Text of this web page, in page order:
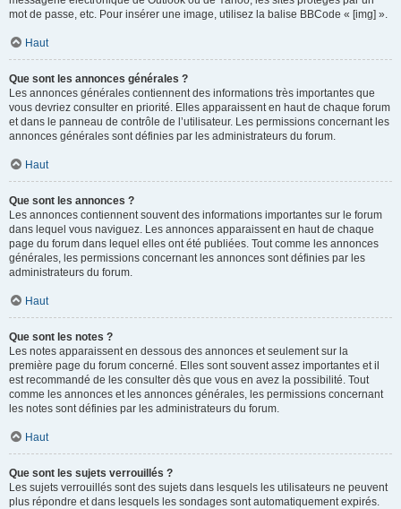
mot de passe, etc. Pour insérer une image, utilisez la balise BBCode « [img] ».
Haut
Que sont les annonces générales ?
Les annonces générales contiennent des informations très importantes que
vous devriez consulter en priorité. Elles apparaissent en haut de chaque forum
et dans le panneau de contrôle de l’utilisateur. Les permissions concernant les
annonces générales sont définies par les administrateurs du forum.
Haut
Que sont les annonces ?
Les annonces contiennent souvent des informations importantes sur le forum
dans lequel vous naviguez. Les annonces apparaissent en haut de chaque
page du forum dans lequel elles ont été publiées. Tout comme les annonces
générales, les permissions concernant les annonces sont définies par les
administrateurs du forum.
Haut
Que sont les notes ?
Les notes apparaissent en dessous des annonces et seulement sur la
première page du forum concerné. Elles sont souvent assez importantes et il
est recommandé de les consulter dès que vous en avez la possibilité. Tout
comme les annonces et les annonces générales, les permissions concernant
les notes sont définies par les administrateurs du forum.
Haut
Que sont les sujets verrouillés ?
Les sujets verrouillés sont des sujets dans lesquels les utilisateurs ne peuvent
plus répondre et dans lesquels les sondages sont automatiquement expirés.